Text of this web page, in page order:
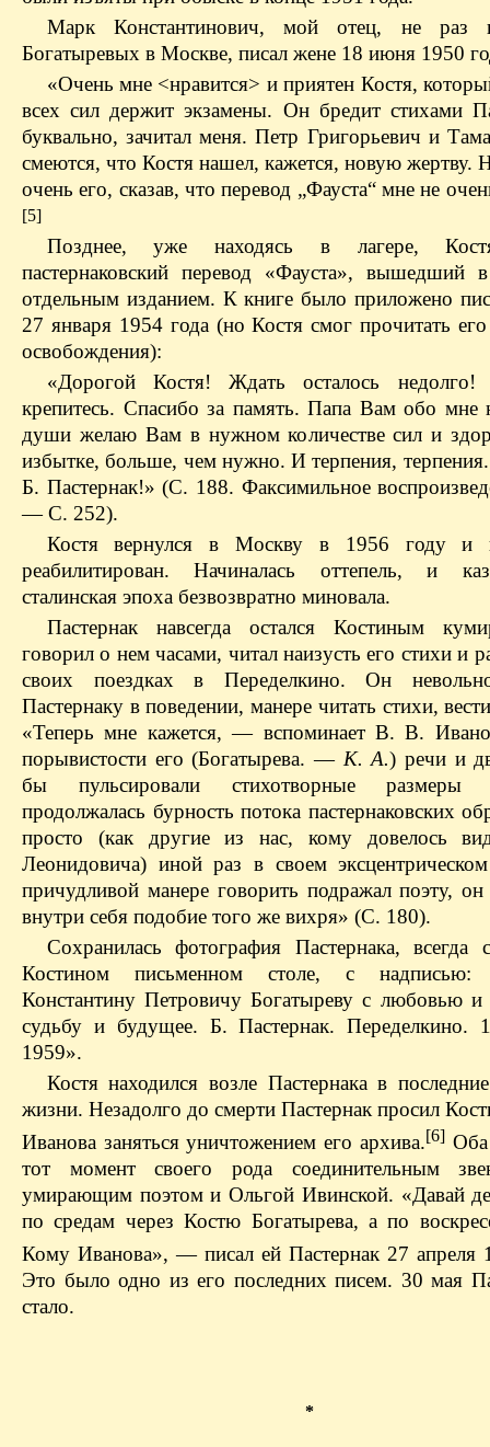
Марк Константинович, мой отец, не раз
Богатыревых в Москве, писал жене 18 июня 1950
«Очень мне <нравится> и приятен Костя,
всех сил держит экзамены. Он бредит стихами
буквально, зачитал меня. Петр Григорьевич и
смеются, что Костя нашел, кажется, новую жертву.
очень его, сказав, что перевод „Фауста“ мне не
[5]
Позднее, уже находясь в лагере,
пастернаковский перевод «Фауста», вышедший
отдельным изданием. К книге было приложено
27 января 1954 года (но Костя смог прочитать
освобождения):
«Дорогой Костя! Ждать осталось недолго!
крепитесь. Спасибо за память. Папа Вам обо мне
души желаю Вам в нужном количестве сил и
избытке, больше, чем нужно. И терпения,
Б. Пастернак!» (С. 188. Факсимильное
— С. 252).
Костя вернулся в Москву в 1956 году и
реабилитирован. Начиналась оттепель, и
сталинская эпоха безвозвратно миновала.
Пастернак навсегда остался Костиным
говорил о нем часами, читал наизусть его стихи и
своих поездках в Переделкино. Он
Пастернаку в поведении, манере читать стихи,
«Теперь мне кажется, — вспоминает В. В.
порывистости его (Богатырева. — К. А.) речи и
бы пульсировали стихотворные размеры
продолжалась бурность потока пастернаковских
просто (как другие из нас, кому довелось
Леонидовича) иной раз в своем
причудливой манере говорить подражал поэту, он
внутри себя подобие того же вихря» (С. 180).
Сохранилась фотография Пастернака, всегда
Костином письменном столе, с надписью:
Константину Петровичу Богатыреву с любовью и
судьбу и будущее. Б. Пастернак. Переделкино.
1959».
Костя находился возле Пастернака в
жизни. Незадолго до смерти Пастернак просил
Иванова заняться уничтожением его архива.[6]Оба
тот момент своего рода соединительным
умирающим поэтом и Ольгой Ивинской. «Давай
по средам через Костю Богатырева, а по
Кому Иванова», — писал ей Пастернак 27 апреля
Это было одно из его последних писем. 30 мая
стало.
*